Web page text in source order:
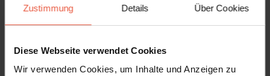
Zustimmung Details Über Cookies
Diese Webseite verwendet Cookies
Wir verwenden Cookies, um Inhalte und Anzeigen zu
Das sagen andere Urlauber
Haus
4,7
Grundstück
4,7